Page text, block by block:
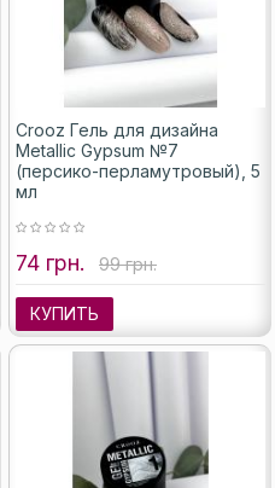
Crooz Гель для дизайна
Metallic Gypsum №7
(персико-перламутровый), 5
мл
74 грн. 99 грн.
КУПИТЬ